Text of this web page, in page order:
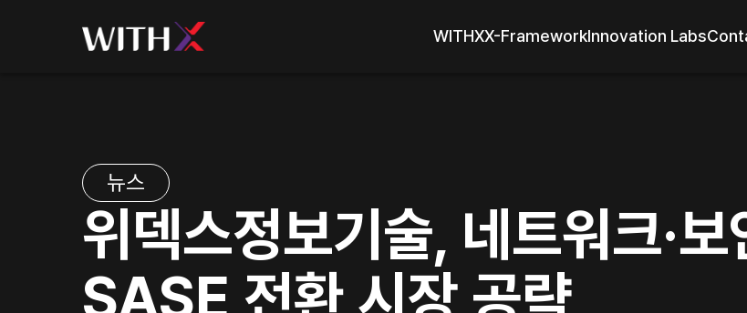
WITHXX-FrameworkInnovation Labs
뉴스
위덱스정보기술, 네트워크·
SASE 전환 시장 공략